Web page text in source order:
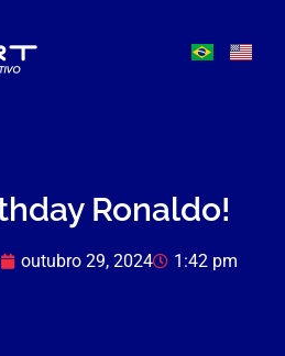
Ronaldo!
outubro 29, 2024 1:42 pm